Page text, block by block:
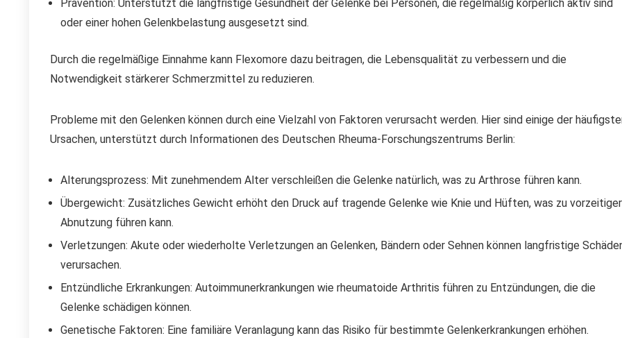
Prävention: Unterstützt die langfristige Gesundheit der Gelenke bei Personen, die regelmäßig körperlich aktiv sind
oder einer hohen Gelenkbelastung ausgesetzt sind.
Durch die regelmäßige Einnahme kann Flexomore dazu beitragen, die Lebensqualität zu verbessern und die
Notwendigkeit stärkerer Schmerzmittel zu reduzieren.
Probleme mit den Gelenken können durch eine Vielzahl von Faktoren verursacht werden. Hier sind einige der
Ursachen, unterstützt durch Informationen des Deutschen Rheuma-Forschungszentrums Berlin:
Alterungsprozess: Mit zunehmendem Alter verschleißen die Gelenke natürlich, was zu Arthrose führen kann.
Übergewicht: Zusätzliches Gewicht erhöht den Druck auf tragende Gelenke wie Knie und Hüften, was zu vorzeitiger
Abnutzung führen kann.
Verletzungen: Akute oder wiederholte Verletzungen an Gelenken, Bändern oder Sehnen können langfristige
verursachen.
Entzündliche Erkrankungen: Autoimmunerkrankungen wie rheumatoide Arthritis führen zu Entzündungen, die die
Gelenke schädigen können.
Genetische Faktoren: Eine familiäre Veranlagung kann das Risiko für bestimmte Gelenkerkrankungen erhöhen.